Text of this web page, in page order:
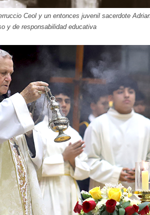
Ceol y un entonces juvenil sacerdote
y de responsabilidad educativa